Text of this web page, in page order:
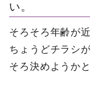
い。
そろそろ年齢が
ちょうどチラシ
そろ決めようか